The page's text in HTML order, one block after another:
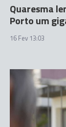
Quaresma
Porto um
16 Fev 13:03